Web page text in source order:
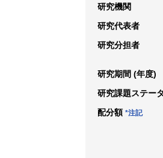
研究機関
研究代表者
研究分担者
研究期間 (年度)
研究課題ステー
配分額 *注記